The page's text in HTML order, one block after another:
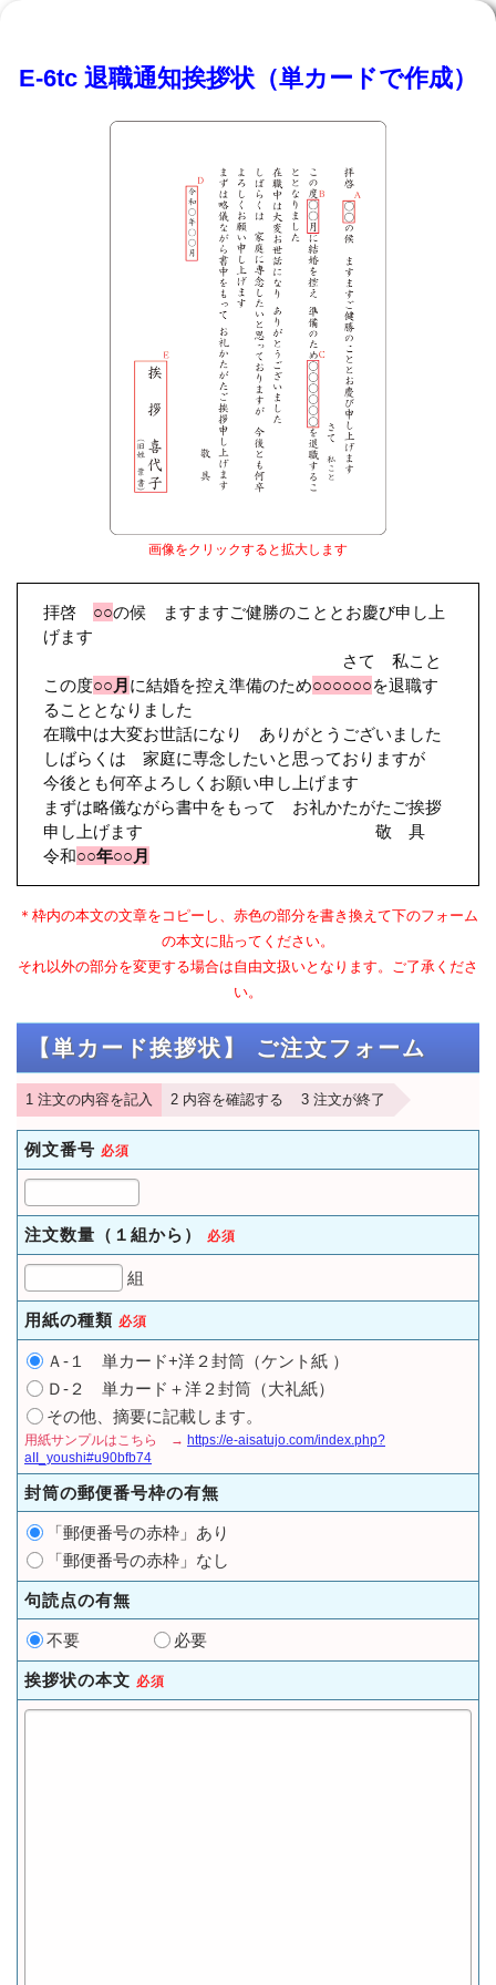
E-6tc 退職通知挨拶状（単カードで作成）
画像をクリックすると拡大します
拝啓 ○○の候 ますますご健勝のこととお慶び申し上
げます
さて 私こと
この度○○月 に結婚を控え準備のため○○○○○○を退職す
ることとなりました
在職中は大変お世話になり ありがとうございました
しばらくは 家庭に専念したいと思っておりますが
今後とも何卒よろしくお願い申し上げます
まずは略儀ながら書中をもって お礼かたがたご挨拶
申し上げます 敬 具
令和○○年○○月
＊枠内の本文の文章をコピーし、赤色の部分を書き換えて下のフォーム
の本文に貼ってください。
それ以外の部分を変更する場合は自由文扱いとなります。ご了承くださ
い。